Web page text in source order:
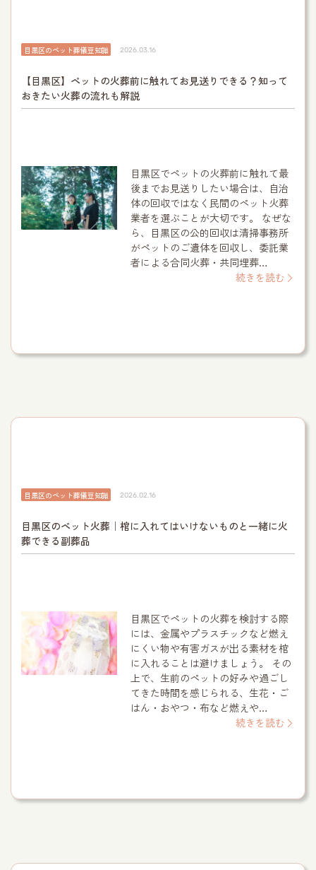
目黒区のペット葬儀豆知識 2026.03.16
【目黒区】ペットの火葬前に触れてお見送りできる？知って
おきたい火葬の流れも解説
目黒区でペットの火葬前に触れて最
後までお見送りしたい場合は、自治
体の回収ではなく民間のペット火葬
業者を選ぶことが大切です。 なぜな
ら、目黒区の公的回収は清掃事務所
がペットのご遺体を回収し、委託業
者による合同火葬・共同埋葬…
続きを読む
目黒区のペット葬儀豆知識 2026.02.16
目黒区のペット火葬｜棺に入れてはいけないものと一緒に火
葬できる副葬品
目黒区でペットの火葬を検討する際
には、金属やプラスチックなど燃え
にくい物や有害ガスが出る素材を棺
に入れることは避けましょう。 その
上で、生前のペットの好みや過ごし
てきた時間を感じられる、生花・ご
はん・おやつ・布など燃えや…
続きを読む